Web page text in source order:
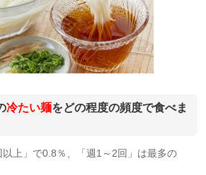
冷たい麺をどの程度の頻度で食べま
以上」で0.8％、「週1～2回」は最多の